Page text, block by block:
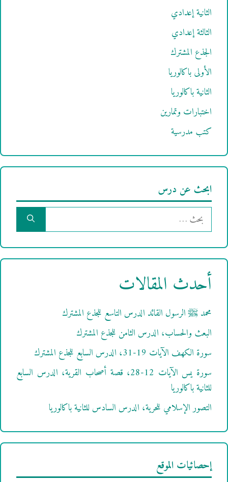
الثانية إعدادي
الثالثة إعدادي
الجذع المشترك
الأولى باكالوريا
الثانية باكالوريا
اختبارات وتمارين
كتب مدرسية
ابحث عن درس
البحث
عن:
أحدث المقالات
محمد ﷺ الرسول القائد الدرس التاسع للجذع المشترك
البعث والحساب، الدرس الثامن للجذع المشترك
سورة الكهف الآيات 19-31، الدرس السابع للجذع المشترك
سورة يس الآيات 12-28، قصة أصحاب القرية، الدرس السابع
للثانية باكالوريا
التصور الإسلامي للحرية، الدرس السادس للثانية باكالوريا
إحصائيات الموقع